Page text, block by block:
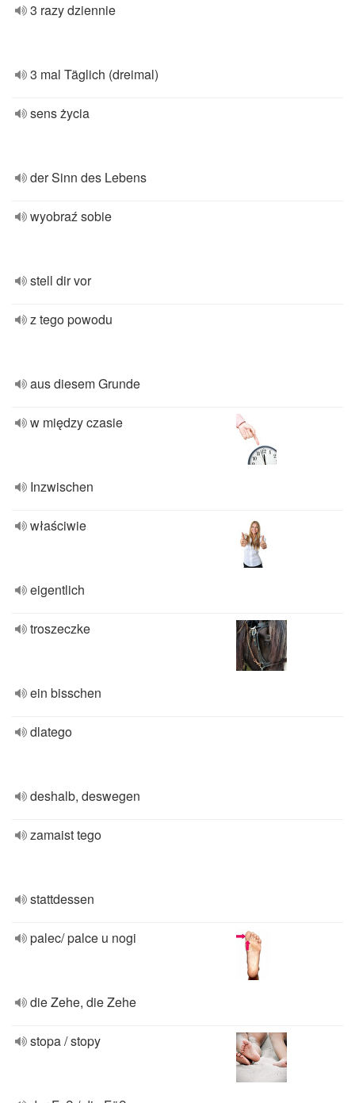
3 razy dziennie
3 mal Täglich (dreimal)
sens życia
der Sinn des Lebens
wyobraź sobie
stell dir vor
z tego powodu
aus diesem Grunde
w między czasie
Inzwischen
właściwie
eigentlich
troszeczke
ein bisschen
dlatego
deshalb, deswegen
zamaist tego
stattdessen
palec/ palce u nogi
die Zehe, die Zehe
stopa / stopy